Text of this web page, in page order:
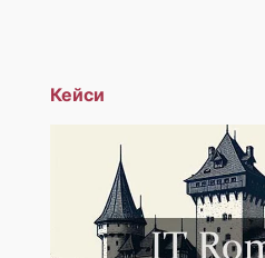
Кейси